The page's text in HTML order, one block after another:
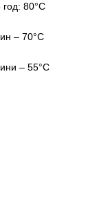
год: 80°С
– 70°С
– 55°С